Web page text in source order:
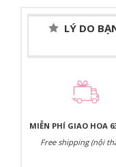
LÝ DO
MIỄN PHÍ GIAO HOA
Free shipping (nội